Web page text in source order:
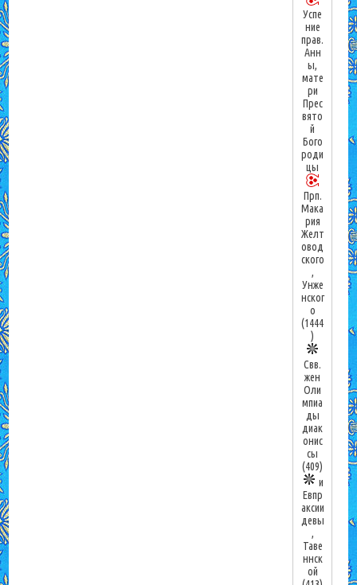
Успе
ние
прав.
Анн
ы,
мате
ри
Прес
вято
й
Бого
роди
цы
Прп.
Мака
рия
Желт
овод
ского
,
Унже
нског
о
(1444
)
Свв.
жен
Оли
мпиа
ды
диак
онис
сы
(409)
и
Евпр
аксии
девы
,
Таве
ннск
ой